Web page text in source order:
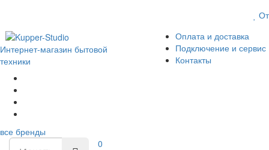
Интернет-магазин бытовой
техники
Оплата и доставка
Подключение и сервис
Контакты
все бренды
0